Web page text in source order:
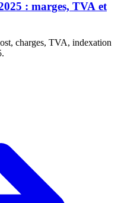
: marges, TVA et
charges, TVA, indexation